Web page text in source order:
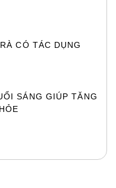
CÓ TÁC DỤNG
SÁNG GIÚP TĂNG